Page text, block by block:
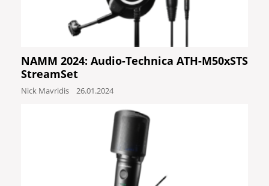
NAMM 2024: Audio-Technica ATH-M50xSTS
StreamSet
Nick Mavridis 26.01.2024